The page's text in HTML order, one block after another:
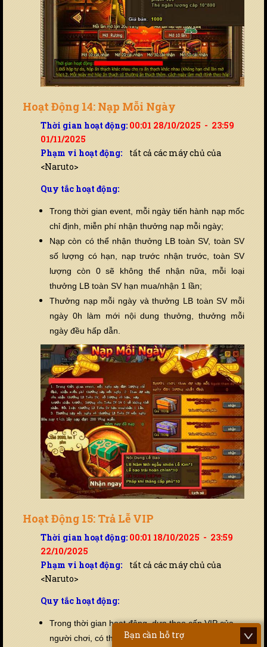
Hoạt Động 14: Nạp Mỗi Ngày
Thời gian hoạt động: 00:01 28/10/2025 - 23:59
01/11/2025
Phạm vi hoạt động: tất cả các máy chủ của
<Naruto>
Quy tắc hoạt động:
Trong thời gian event, mỗi ngày tiến hành nạp mốc
chỉ định, miễn phí nhận thưởng nạp mỗi ngày;
Nạp còn có thể nhận thưởng LB toàn SV, toàn SV
số lượng có hạn, nạp trước nhận trước, toàn SV
lượng còn 0 sẽ không thể nhận nữa, mỗi loại
thưởng LB toàn SV hạn mua/nhận 1 lần;
Thưởng nạp mỗi ngày và thưởng LB toàn SV mỗi
ngày 0h làm mới nội dung thưởng, thưởng mỗi
ngày đều hấp dẫn.
Hoạt Động 15: Trả Lễ VIP
Thời gian hoạt động: 00:01 18/10/2025 - 23:59
22/10/2025
Phạm vi hoạt động: tất cả các máy chủ của
<Naruto>
Quy tắc hoạt động:
Trong thời gian hoạt động, dựa theo cấp VIP của
người chơi, có thể thu mua tương ứng cấp đá kim
Bạn cần hỗ trợ